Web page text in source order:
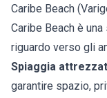
Caribe Beach
Caribe Beach è
riguardo verso gli
Spiaggia
garantire spazio,